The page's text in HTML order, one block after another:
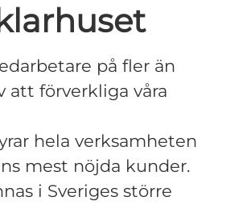
på fler än
att förverkliga våra
hela verksamheten
mest nöjda kunder.
i Sveriges större